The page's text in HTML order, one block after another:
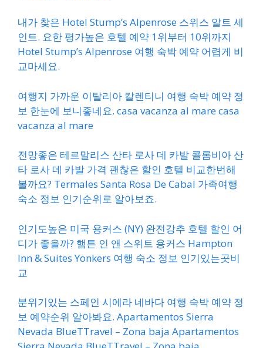
내가 찾은 Hotel Stump’s Alpenrose 스위스 알트 세
인트. 요한 평가높은 호텔 예약 1위부터 10위까지
Hotel Stump’s Alpenrose 여행 숙박 예약 어렵게 비
교마세요.
여행지 가까운 이탈리아 칼렌티니 여행 숙박 예약 정
보 한눈에 보니좋네요. casa vacanza al mare casa
vacanza al mare
전망좋은 테르말리스 산타 로사 데 카발 콜롬비아 산
타 로사 데 카발 가격 괜찮은 할인 호텔 비교한번해
볼까요? Termales Santa Rosa De Cabal 가족여행
숙소 정보 인기순위로 알아보죠.
인기도높은 미국 용커스 (NY) 완전강추 호텔 할인 어
디가 좋을까? 햄튼 인 앤 스위트 용커스 Hampton
Inn & Suites Yonkers 여행 숙소 정보 인기있는곳비
교
분위기있는 스페인 시에라 네바다 여행 숙박 예약 정
보 예약순위 알아봐요. Apartamentos Sierra
Nevada BlueTTravel – Zona baja Apartamentos